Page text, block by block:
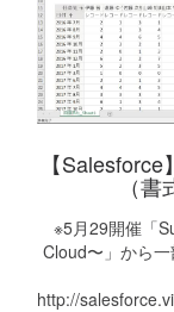
【
（
※5月29開催「
Cloud〜」から